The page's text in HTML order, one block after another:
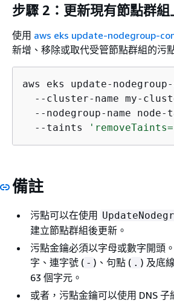
步驟 2：更新現有節點群組
使用 aws eks update-nodegroup-
新增、移除或取代受管節點群組的污
aws eks update-
--cluster-name my-
--nodegroup-name node-
  --taints
備註
污點可以在使用
建立節點群組後更新。
污點金鑰必須以字母或數字開頭
字、連字號 ( - )、句點 ( . ) 及底
63 個字元。
或者，污點金鑰可以使用 DNS